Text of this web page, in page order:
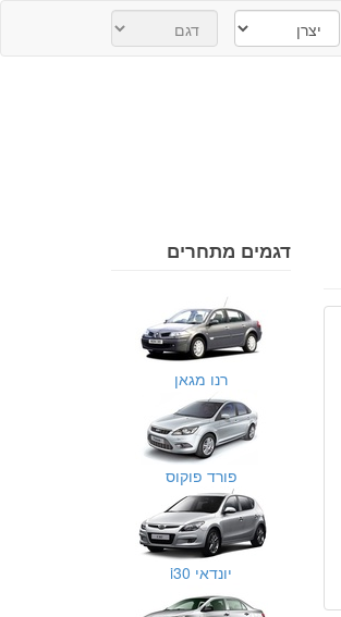
דגמים מתחרים
רנו מגאן
פורד פוקוס
יונדאי i30